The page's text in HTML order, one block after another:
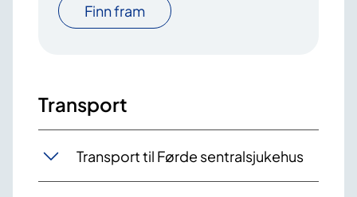
Finn fram
Transport
Transport til Førde sentralsjukehus